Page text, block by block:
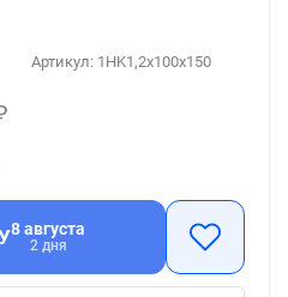
Артикул: 1HK1,2x100x150
8 августа
2 дня